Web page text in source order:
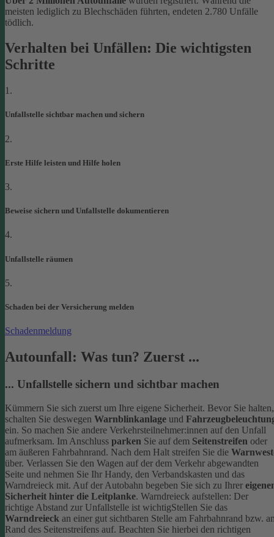
meisten lediglich zu Blechschäden führten, endeten 2.780 Unfälle
tödlich.
Verhalten bei Unfällen: Die wichtigsten
Schritte
1.
Unfallstelle sichtbar machen und sichern
2.
Erste Hilfe leisten und Hilfe holen
3.
Beweise sichern und Unfallstelle dokumentieren
4.
Unfallstelle räumen
5.
Schaden bei der Versicherung melden
Schadenmeldung
Autounfall: Was tun? Zuerst ...
... Unfallstelle sichern und sichtbar machen
Kümmern Sie sich zuerst um Ihre eigene Sicherheit. Bevor Sie halten,
schalten Sie deswegen Warnblinkanlage und
ein. So machen Sie andere Verkehrsteilnehmer:innen auf den Unfall
aufmerksam. Im Anschluss parken Sie auf dem Seitenstreifen oder
am äußeren Fahrbahnrand. Nach dem Halt streifen Sie die
über. Verlassen Sie den Wagen auf der dem Verkehr abgewandten
Seite und nehmen Sie Ihr Handy, den Verbandskasten und das
Warndreieck mit. Auf der Autobahn begeben Sie sich zu Ihrer
Sicherheit hinter die Leitplanke. Warndreieck aufstellen: Der
richtige Abstand zur Unfallstelle ist wichtigStellen Sie das
Warndreieck an einer gut sichtbaren Stelle am Fahrbahnrand bzw.
Rand des Seitenstreifens auf. Beachten Sie hierbei den richtigen